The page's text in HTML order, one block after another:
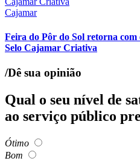
Cajamar
Feira do Pôr do Sol retorna com
Selo Cajamar Criativa
/Dê sua opinião
Qual o seu nível de
ao serviço público
Ótimo
Bom